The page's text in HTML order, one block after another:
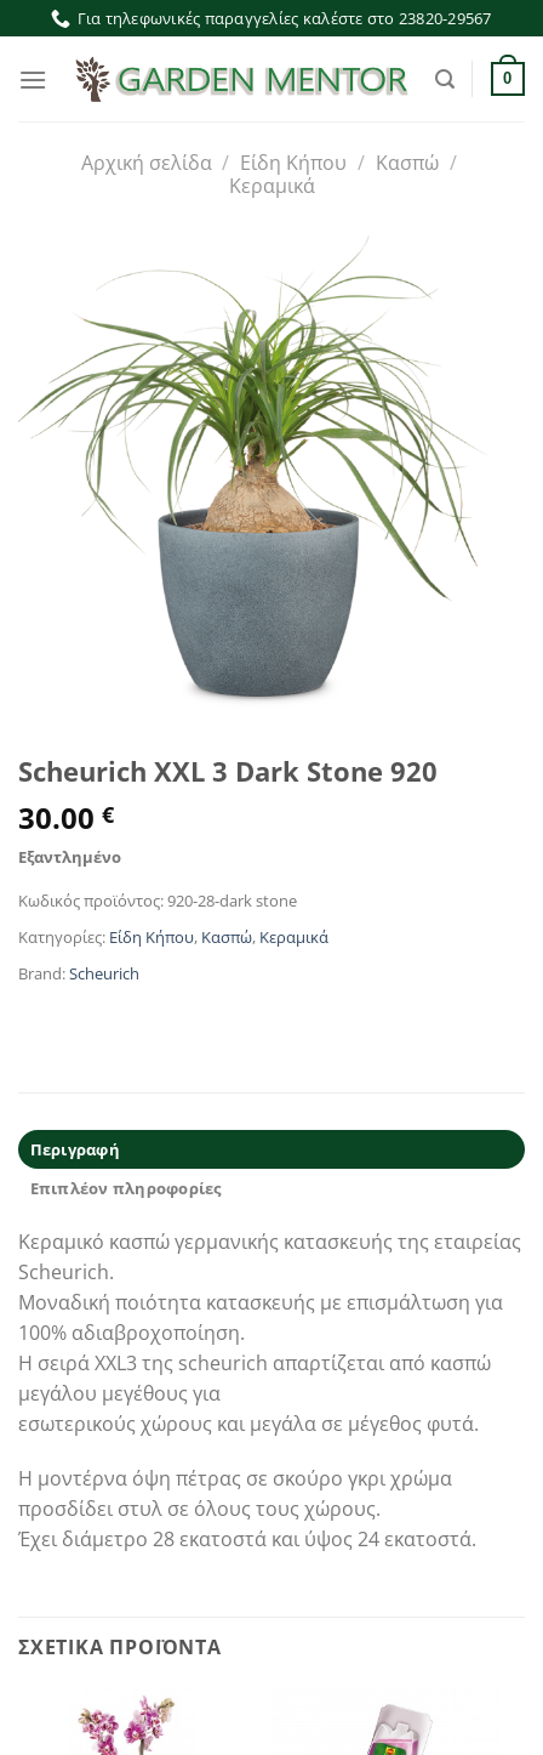
Μετάβαση
στο
περιεχόμενο
Για τηλεφωνικές παραγγελίες καλέστε στο 23820-29567
0
Αρχική σελίδα / Είδη Κήπου / Κασπώ /
Κεραμικά
Scheurich XXL 3 Dark Stone 920
30.00 €
Εξαντλημένο
Κωδικός προϊόντος:920-28-dark stone
Κατηγορίες: Είδη Κήπου, Κασπώ, Κεραμικά
Brand:Scheurich
Περιγραφή
Επιπλέον πληροφορίες
Κεραμικό κασπώ γερμανικής κατασκευής της εταιρείας
Scheurich.
Μοναδική ποιότητα κατασκευής με επισμάλτωση για
100% αδιαβροχοποίηση.
Η σειρά XXL3 της scheurich απαρτίζεται από κασπώ
μεγάλου μεγέθους για
εσωτερικούς χώρους και μεγάλα σε μέγεθος φυτά.
Η μοντέρνα όψη πέτρας σε σκούρο γκρι χρώμα
προσδίδει στυλ σε όλους τους χώρους.
Έχει διάμετρο 28 εκατοστά και ύψος 24 εκατοστά.
ΣΧΕΤΙΚΆ ΠΡΟΪΌΝΤΑ